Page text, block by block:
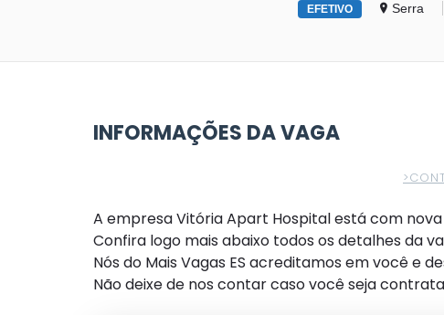
EFETIVO Serra
INFORMAÇÕES DA VAGA
A empresa Vitória Apart Hospital está com
Confira logo mais abaixo todos os detalhes da
Nós do Mais Vagas ES acreditamos em você e
Não deixe de nos contar caso você seja